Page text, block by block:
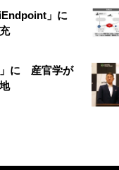
」に
」に 産官学が